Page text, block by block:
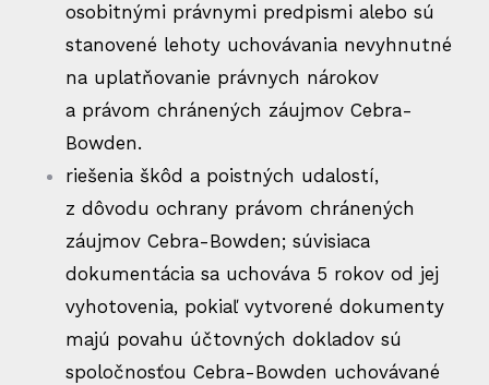
osobitnými právnymi predpismi alebo sú
stanovené lehoty uchovávania nevyhnutné
na uplatňovanie právnych nárokov
a právom chránených záujmov Cebra-
Bowden.
riešenia škôd a poistných udalostí,
z dôvodu ochrany právom chránených
záujmov Cebra-Bowden; súvisiaca
dokumentácia sa uchováva 5 rokov od jej
vyhotovenia, pokiaľ vytvorené dokumenty
majú povahu účtovných dokladov sú
spoločnosťou Cebra-Bowden uchovávané